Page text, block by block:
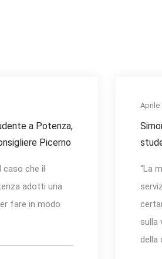
a Potenza,
Picerno
caso che il
adotti una
fare in modo
Aprile
“La
sulla
della